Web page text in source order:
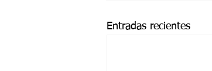
Entradas recientes